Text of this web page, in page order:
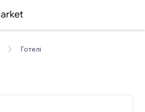
Готелі